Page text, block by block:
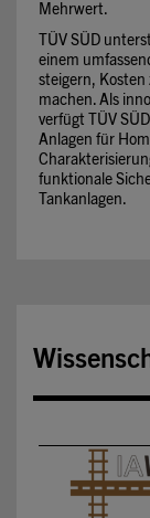
Mehrwert.
TÜV SÜD
einem
steigern, Kosten
machen. Als
verfügt TÜV
Anlagen für
funktionale
Tankanlagen.